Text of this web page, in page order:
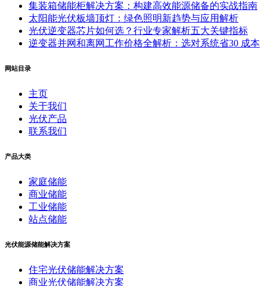
集装箱储能柜解决方案：构建高效能源储备的实战指南
太阳能光伏板墙顶灯：绿色照明新趋势与应用解析
光伏逆变器芯片如何选？行业专家解析五大关键指标
逆变器并网和离网工作价格全解析：选对系统省30 成本
网站目录
主页
关于我们
光伏产品
联系我们
产品大类
家庭储能
商业储能
工业储能
站点储能
光伏能源储能解决方案
住宅光伏储能解决方案
商业光伏储能解决方案